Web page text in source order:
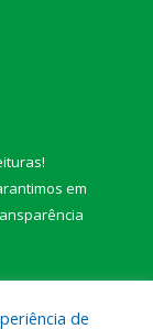
!
em
de